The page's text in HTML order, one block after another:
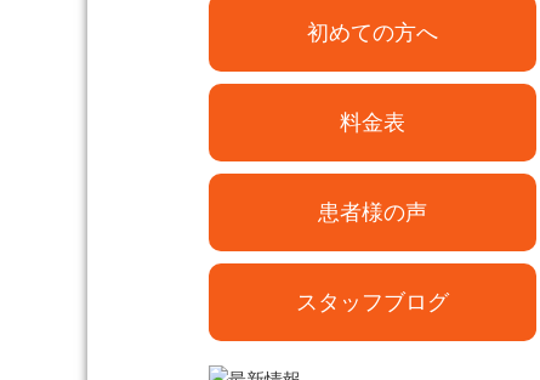
初めての方へ
料金表
患者様の声
スタッフブログ